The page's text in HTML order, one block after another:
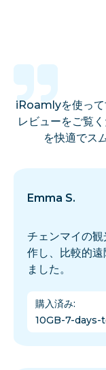
iRoamlyを使って
レビューをご覧
を快適でス
Emma S.
チェンマイの
作し、比較的
ました。
購入済み:
10GB-7-days-